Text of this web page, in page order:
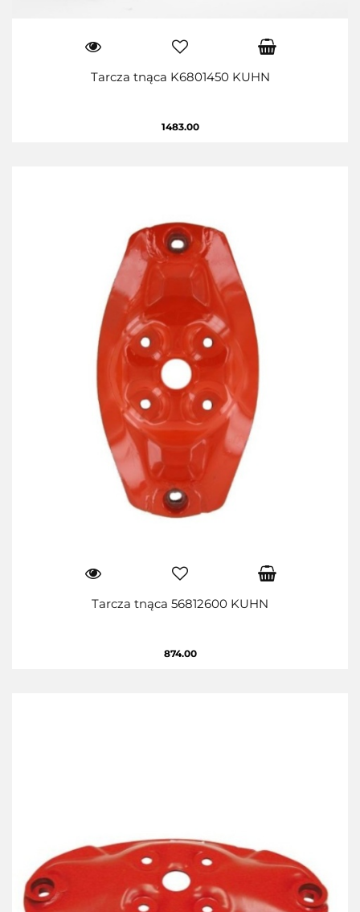
Tarcza tnąca K6801450 KUHN
1483.00
Tarcza tnąca 56812600 KUHN
874.00